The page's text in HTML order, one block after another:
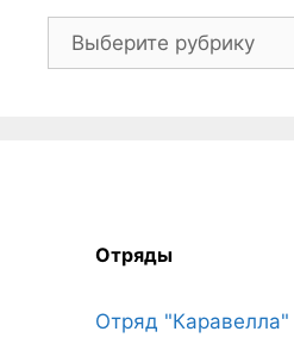
Рубрики
Отряды
Отряд "Каравелла"